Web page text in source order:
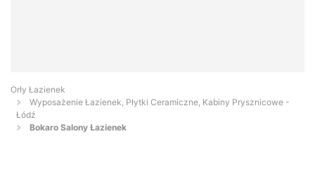
Orły Łazienek
Wyposażenie Łazienek, Płytki Ceramiczne, Kabiny Prysznicowe -
Łódź
Bokaro Salony Łazienek